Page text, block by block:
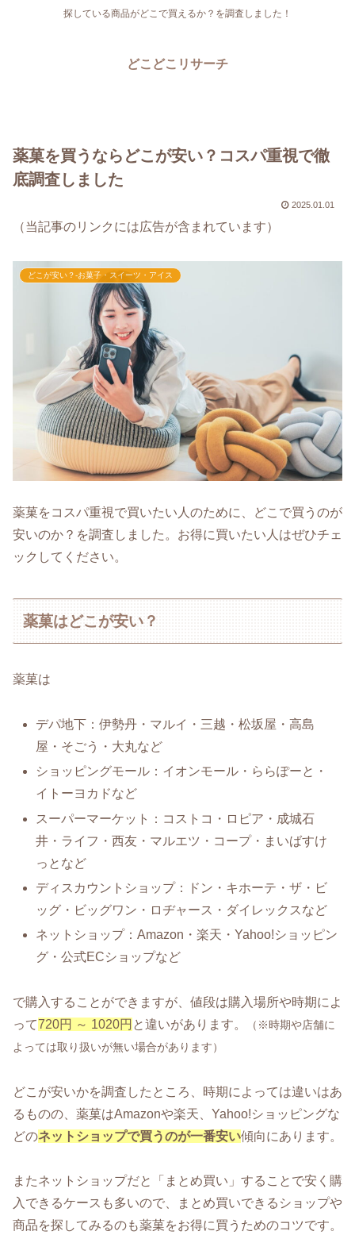
探している商品がどこで買えるか？を調査しました！
どこどこリサーチ
薬菓を買うならどこが安い？コスパ重視で徹
底調査しました
2025.01.01
（当記事のリンクには広告が含まれています）
どこが安い？-お菓子・スイーツ・アイス
薬菓をコスパ重視で買いたい人のために、どこで買うのが
安いのか？を調査しました。お得に買いたい人はぜひチェ
ックしてください。
薬菓はどこが安い？
薬菓は
デパ地下：伊勢丹・マルイ・三越・松坂屋・高島
屋・そごう・大丸など
ショッピングモール：イオンモール・ららぽーと・
イトーヨカドなど
スーパーマーケット：コストコ・ロピア・成城石
井・ライフ・西友・マルエツ・コープ・まいばすけ
っとなど
ディスカウントショップ：ドン・キホーテ・ザ・ビ
ッグ・ビッグワン・ロヂャース・ダイレックスなど
ネットショップ：Amazon・楽天・Yahoo!ショッピン
グ・公式ECショップなど
で購入することができますが、値段は購入場所や時期によ
って720円 ～ 1020円 と違いがあります。
（※時期や店舗に
よっては取り扱いが無い場合があります）
どこが安いかを調査したところ、時期によっては違いはあ
るものの、薬菓はAmazonや楽天、Yahoo!ショッピングな
どのネットショップで買うのが一番安い傾向にあります。
またネットショップだと「まとめ買い」することで安く購
入できるケースも多いので、まとめ買いできるショップや
商品を探してみるのも薬菓をお得に買うためのコツです。